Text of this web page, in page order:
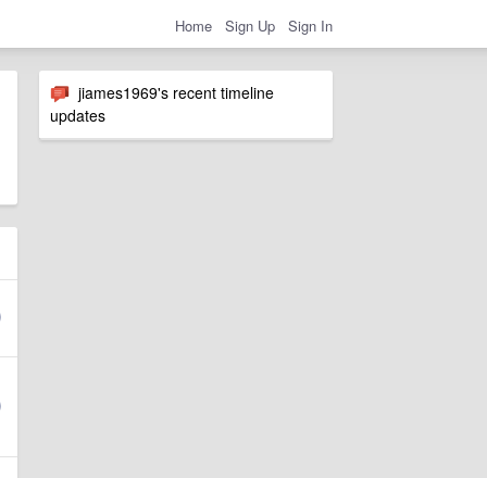
Home Sign Up Sign In
jiames1969's recent timeline
updates